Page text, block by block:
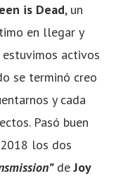
is Dead, un
en llegar y
estuvimos activos
se terminó creo
y cada
Pasó buen
los dos
deJoy